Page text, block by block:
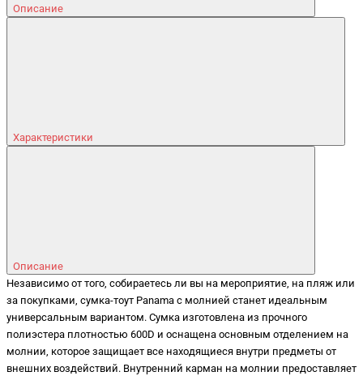
Описание
Характеристики
Описание
Независимо от того, собираетесь ли вы на мероприятие, на пляж или
за покупками, сумка-тоут Panama с молнией станет идеальным
универсальным вариантом. Сумка изготовлена из прочного
полиэстера плотностью 600D и оснащена основным отделением на
молнии, которое защищает все находящиеся внутри предметы от
внешних воздействий. Внутренний карман на молнии предоставляет